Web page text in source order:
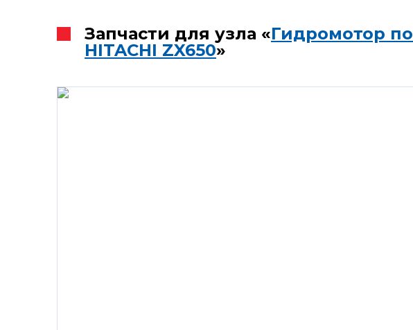
Запчасти для узла «Гидромотор
HITACHI ZX650»